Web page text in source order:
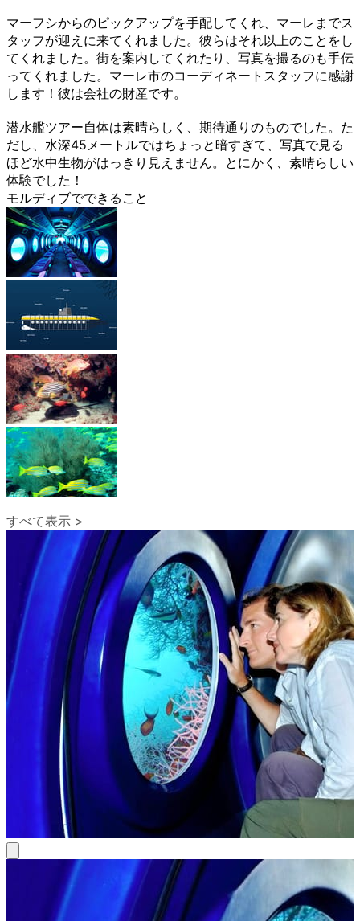
マーフシからのピックアップを手配してくれ、マーレまでス
タッフが迎えに来てくれました。彼らはそれ以上のことをし
てくれました。街を案内してくれたり、写真を撮るのも手伝
ってくれました。マーレ市のコーディネートスタッフに感謝
します！彼は会社の財産です。
潜水艦ツアー自体は素晴らしく、期待通りのものでした。た
だし、水深45メートルではちょっと暗すぎて、写真で見る
ほど水中生物がはっきり見えません。とにかく、素晴らしい
体験でした！
モルディブでできること
すべて表示 >